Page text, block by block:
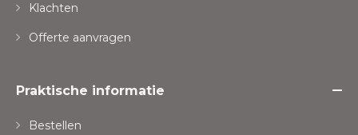
Klachten
Offerte aanvragen
Praktische informatie
Bestellen